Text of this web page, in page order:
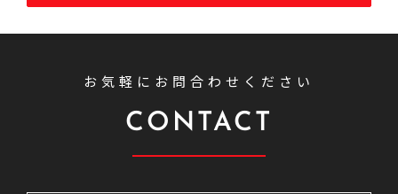
お気軽にお問合わせください
CONTACT